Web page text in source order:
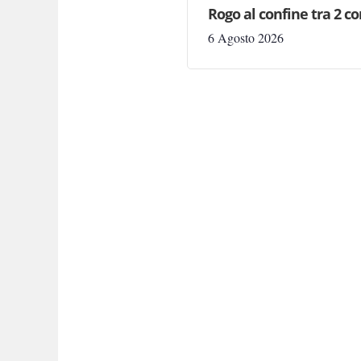
Rogo al confine tra 2
6 Agosto 2026